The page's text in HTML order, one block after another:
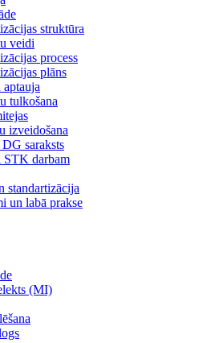
struktūra
veidi
process
plāns
tulkošana
izveidošana
saraksts
STK darbam
standartizācija
un labā prakse
(MI)